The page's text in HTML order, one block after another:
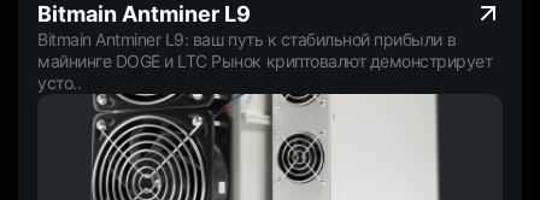
Bitmain Antminer L9
Bitmain Antminer L9: ваш путь к стабильной прибыли в
майнинге DOGE и LTC Рынок криптовалют демонстрирует
усто..